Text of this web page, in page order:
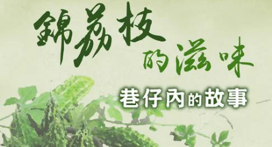
3C家電 運動休閒 親子玩具
女裝 男裝 化妝保養 情趣用品